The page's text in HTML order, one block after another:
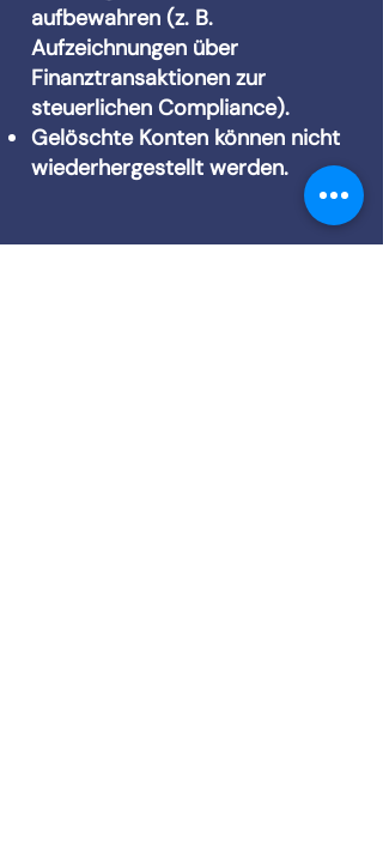
aufbewahren (z. B.
Aufzeichnungen über
Finanztransaktionen zur
steuerlichen Compliance).
Gelöschte Konten können nicht
wiederhergestellt werden.